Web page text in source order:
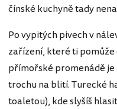
čínské kuchyně tady
Po vypitých pivech v
zařízení, které ti
přímořské promenádě
trochu na blití. Turecké
toaletou), kde slyšíš